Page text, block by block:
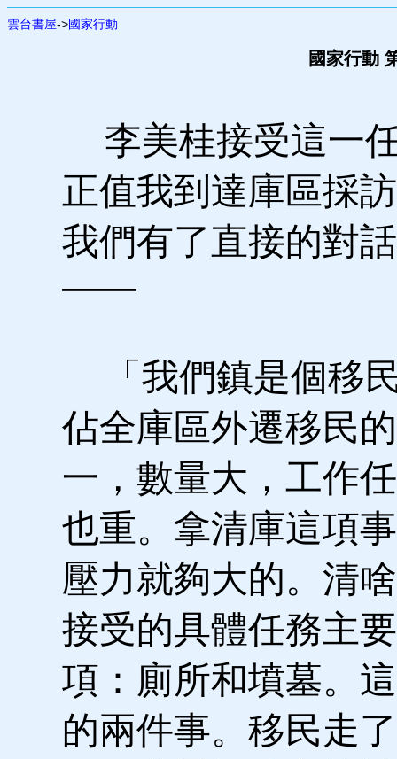
雲台書屋->國家行動
國家行動
李美桂接受這一
正值我到達庫區採
我們有了直接的對
——
「我們鎮是個移
佔全庫區外遷移民
一，數量大，工作
也重。拿清庫這項
壓力就夠大的。清
接受的具體任務主
項：廁所和墳墓。
的兩件事。移民走